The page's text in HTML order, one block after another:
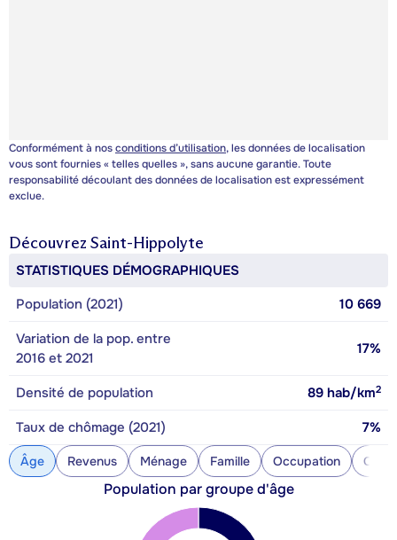
Conformément à nosconditions d’utilisation, les données de localisation
vous sont fournies « telles quelles », sans aucune garantie. Toute
responsabilité découlant des données de localisation est expressément
exclue.
Découvrez Saint-Hippolyte
STATISTIQUES DÉMOGRAPHIQUES
Population (2021)
10 669
Variation de la pop. entre
2016 et 2021
17%
Densité de population 89 hab/km2
Taux de chômage (2021) 7%
Âge Revenus Ménage Famille Occupation
Population par groupe d'âge